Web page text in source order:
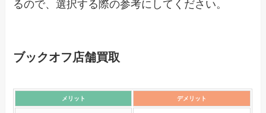
るので、選択する際の参考にしてください。
ブックオフ店舗買取
メリット デメリット